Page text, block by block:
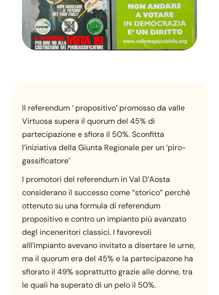
Il referendum ‘ propositivo’ promosso da valle
Virtuosa supera il quorum del 45% di
partecipazione e sfiora il 50%. Sconfitta
l’iniziativa della Giunta Regionale per un ‘piro-
gassificatore’
I promotori del referendum in Val D’Aosta
considerano il successo come “storico” perchè
ottenuto su una formula di referendum
propositivo e contro un impianto più avanzato
degl inceneritori classici. I favorevoli
alll’impianto avevano invitato a disertare le urne,
ma il quorum era del 45% e la partecipazone ha
sfiorato il 49% soprattutto grazie alle donne, tra
le quali ha superato di un pelo il 50%.